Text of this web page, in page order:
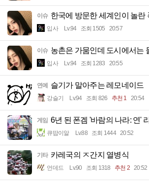
이슈 한국에 방문한 세계인이 놀란
입사 Lv.94 조회 1505 20:57
이슈 농촌은 가뭄인데 도시에서는
입사 Lv.94 조회 1283 20:55
연예 슬기가 말아주는 레모네이드
강슬기 Lv.94 조회 826 추천 1 20:54
게임 6년 된 폰겜 '바람의 나라: 연'
큐땁이알 Lv.88 조회 1444 20:52
기타 카레국의 ㅈ간지 열병식
언데드 Lv.90 조회 1318 추천 2 20:52